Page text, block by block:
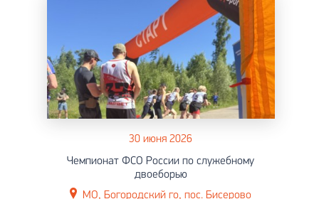
30 июня 2026
Чемпионат ФСО России по служебному
двоеборью
МО, Богородский го, пос. Бисерово